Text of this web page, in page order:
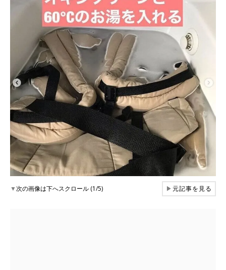
▼次の画像は下へスクロール (1/5) ▶元記事を見る